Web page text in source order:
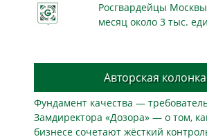
Росгвардейцы
месяц около 3 тыс.
Авторская колонка
Фундамент качества —
Замдиректора «Дозора» — о том,
бизнесe сочетают жёсткий